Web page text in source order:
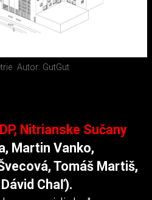
Autor: GutGut
Nitrianske Sučany
Martin Vanko,
Tomáš Martiš,
Chaľ).